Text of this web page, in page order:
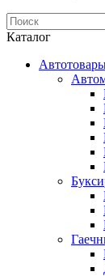
Каталог